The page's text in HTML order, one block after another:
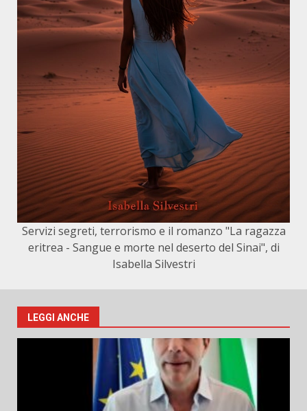
Servizi segreti, terrorismo e il romanzo "La ragazza
eritrea - Sangue e morte nel deserto del Sinai", di
Isabella Silvestri
LEGGI ANCHE